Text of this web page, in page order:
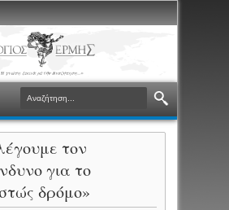
τον
για το
δρόμο»